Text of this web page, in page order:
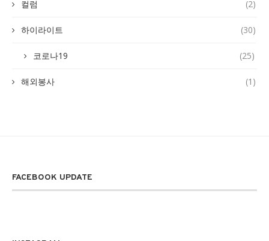
컬럼 (2)
하이라이트 (30)
코로나19 (25)
해외봉사 (1)
FACEBOOK UPDATE